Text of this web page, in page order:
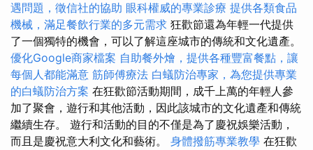
遇問題，徵信社的協助 眼科權威的專業診療 提供各類食品
機械，滿足餐飲行業的多元需求 狂歡節還為年輕一代提供
了一個獨特的機會，可以了解這座城市的傳統和文化遺產。
優化Google商家檔案 自助餐外燴，提供各種豐富餐點，讓
每個人都能滿意 筋師傅療法 白蟻防治專家，為您提供專業
的白蟻防治方案 在狂歡節活動期間，成千上萬的年輕人參
加了聚會，遊行和其他活動，因此該城市的文化遺產和傳統
繼續生存。 遊行和活動的目的不僅是為了慶祝娛樂活動，
而且是慶祝意大利文化和藝術。 身體撥筋專業教學 在狂歡